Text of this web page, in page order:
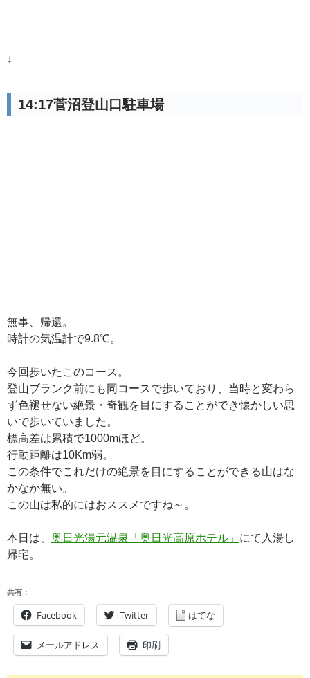
↓
14:17菅沼登山口駐車場
無事、帰還。
時計の気温計で9.8℃。
今回歩いたこのコース。
登山ブランク前にも同コースで歩いており、当時と変わら
ず色褪せない絶景・奇観を目にすることができ懐かしい思
いで歩いていました。
標高差は累積で1000mほど。
行動距離は10Km弱。
この条件でこれだけの絶景を目にすることができる山はな
かなか無い。
この山は私的にはおススメですね～。
本日は、 奥日光湯元温泉「奥日光高原ホテル」 にて入湯し
帰宅。
共有：
Facebook Twitter はてな
メールアドレス 印刷